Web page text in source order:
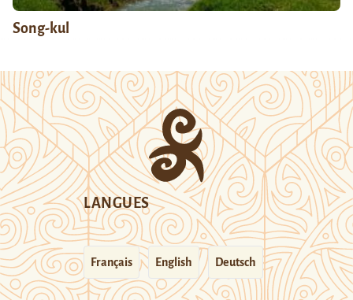
Song-kul
LANGUES
Français English Deutsch